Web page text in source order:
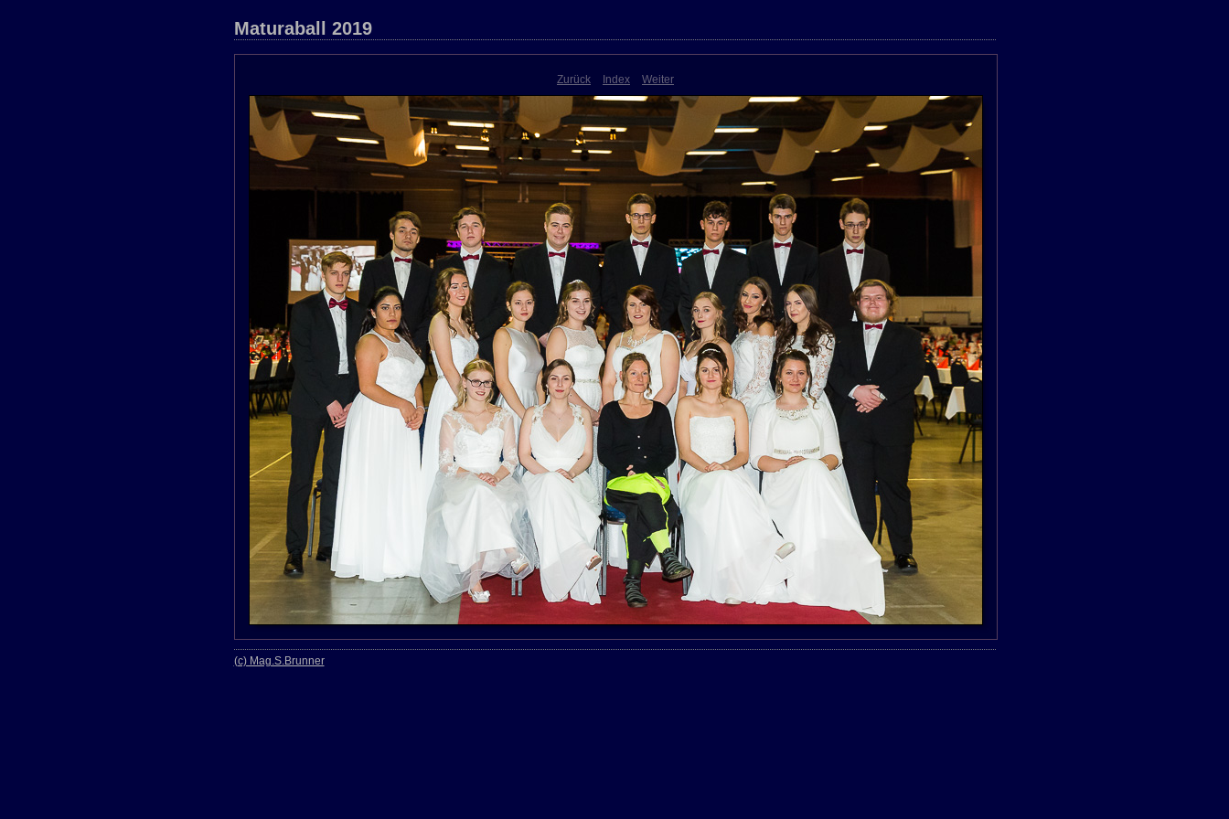
Maturaball 2019
Zurück Index Weiter
(c) Mag.S.Brunner